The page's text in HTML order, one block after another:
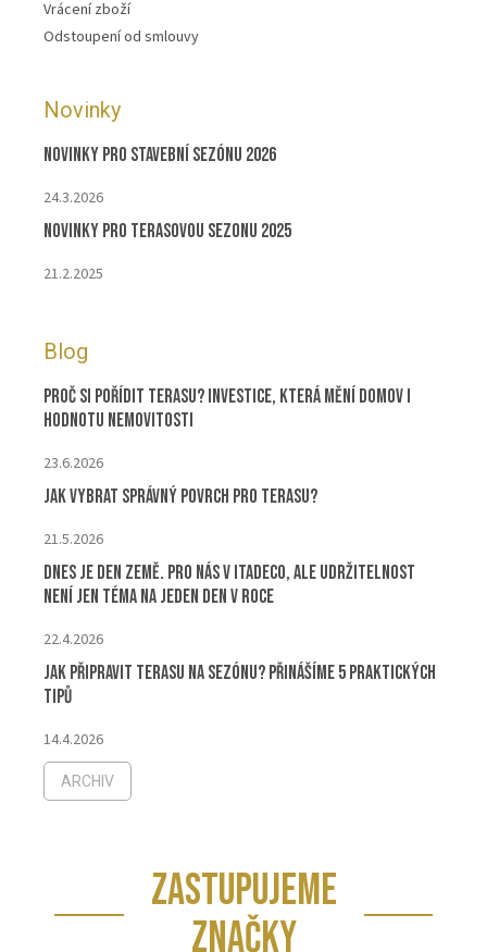
Vrácení zboží
Odstoupení od smlouvy
Novinky
Novinky pro stavební sezónu 2026
24.3.2026
Novinky pro terasovou sezonu 2025
21.2.2025
Blog
Proč si pořídit terasu? Investice, která mění domov i
hodnotu nemovitosti
23.6.2026
Jak vybrat správný povrch pro terasu?
21.5.2026
Dnes je Den Země. Pro nás v ITADECO, ale udržitelnost
není jen téma na jeden den v roce
22.4.2026
Jak připravit terasu na sezónu? Přinášíme 5 praktických
tipů
14.4.2026
ARCHIV
ZASTUPUJEME
ZNAČKY